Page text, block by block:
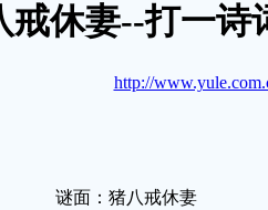
戒休妻--打一诗
http://
谜面：猪八戒休妻